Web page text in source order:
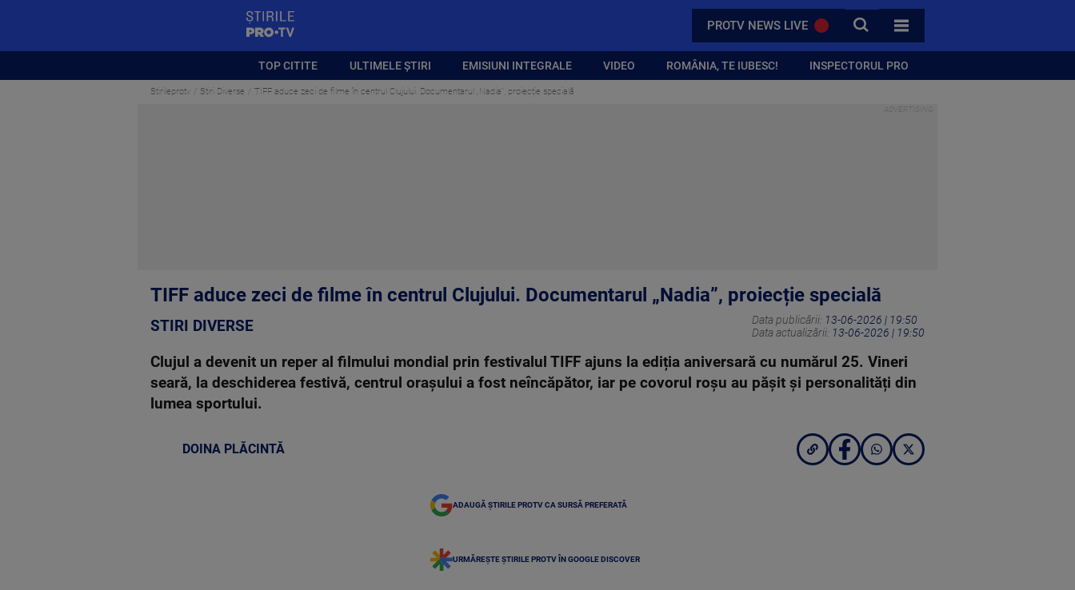
PROTV NEWS LIVE CAUTA
TOATE CATEGORIILE
TOP CITITE ULTIMELE ȘTIRI EMISIUNI INTEGRALE VIDEO ROMÂNIA, TE IUBESC! INSPECTORUL PRO
Stirileprotv Stiri Diverse TIFF aduce zeci de filme în centrul Clujului. Documentarul „Nadia”, proiecție specială
TIFF aduce zeci de filme în centrul Clujului. Documentarul „Nadia”, proiecție specială
STIRI DIVERSE Data publicării: 13-06-2026 | 19:50
Data actualizării: 13-06-2026 | 19:50
Clujul a devenit un reper al filmului mondial prin festivalul TIFF ajuns la ediția aniversară cu numărul 25. Vineri
seară, la deschiderea festivă, centrul orașului a fost neîncăpător, iar pe covorul roșu au pășit și personalități din
lumea sportului.
DOINA PLĂCINTĂ
ADAUGĂ ȘTIRILE PROTV CA SURSĂ PREFERATĂ
URMĂREȘTE ȘTIRILE PROTV ÎN GOOGLE DISCOVER